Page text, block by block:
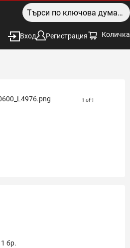
Вход Регистрация Количка
1 of 1
1 бр.